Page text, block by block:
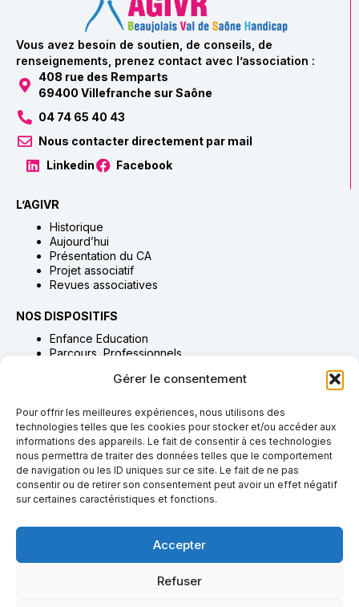
Gérer le consentement
Pour offrir les meilleures expériences, nous utilisons des
technologies telles que les cookies pour stocker et/ou accéder aux
informations des appareils. Le fait de consentir à ces technologies
nous permettra de traiter des données telles que le comportement
de navigation ou les ID uniques sur ce site. Le fait de ne pas
consentir ou de retirer son consentement peut avoir un effet négatif
sur certaines caractéristiques et fonctions.
Accepter
Refuser
Vous avez besoin de soutien, de conseils, de
renseignements, prenez contact avec l’association :
408 rue des Remparts
69400 Villefranche sur Saône
04 74 65 40 43
Nous contacter directement par mail
Linkedin
Facebook
L’AGIVR
Historique
Aujourd’hui
Présentation du CA
Projet associatif
Revues associatives
NOS DISPOSITIFS
Enfance Education
Parcours Professionnels
Adultes Accompagnement & Soins
NOUS SOUTENIR
Adhésion
Dons & legs
Bénévolat
Taxe d’apprentissage
NOUS REJOINDRE
Pourquoi rejoindre l’AGIVR
Offres & candidatures